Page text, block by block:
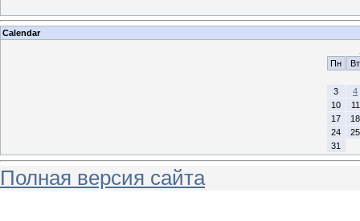
Calendar
Пн
Вт
3
4
10
11
17
18
24
25
31
Полная версия сайта